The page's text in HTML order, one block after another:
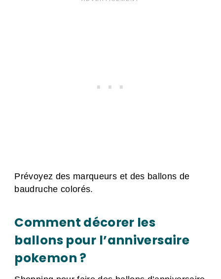
Prévoyez des marqueurs et des ballons de
baudruche colorés.
Comment décorer les
ballons pour l’anniversaire
pokemon ?